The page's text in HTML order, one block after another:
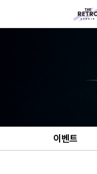
이벤트